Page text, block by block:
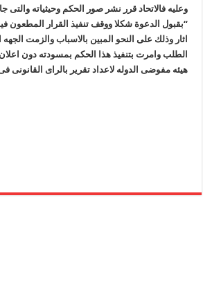
وعليه فالاتحاد قرر نشر صور الحكم وحيثياته والتى
“بقبول الدعوة شكلا ووقف تنفيذ القرار المطعون
اثار وذلك على النحو المبين بالاسباب والزمت الجهه
الطلب وامرت بتنفيذ هذا الحكم بمسودته دون اعلان
هيئه مفوضى الدوله لاعداد تقرير بالراى